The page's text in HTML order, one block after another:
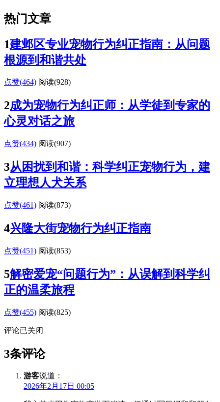
热门文章
1建邺区专业宠物行为纠正指南：从问题
根源到和谐共处
点赞(464) 阅读(928)
2成为宠物行为纠正师：从学徒到专家的
心灵对话之旅
点赞(434) 阅读(907)
3从困扰到和谐：科学纠正宠物行为，建
立理想人犬关系
点赞(461) 阅读(873)
4兴隆大街宠物行为纠正指南
点赞(451) 阅读(853)
5解密爱宠“问题行为”：从误解到科学纠
正的温柔旅程
点赞(455) 阅读(825)
评论已关闭
3条评论
游客说道：
2026年2月17日 00:05